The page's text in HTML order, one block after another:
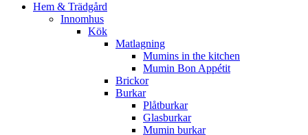
Hem & Trädgård
Innomhus
Kök
Matlagning
Mumins in the kitchen
Mumin Bon Appétit
Brickor
Burkar
Plåtburkar
Glasburkar
Mumin burkar